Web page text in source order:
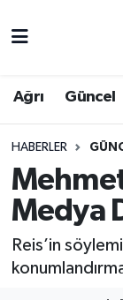
Ağrı Güncel
HABERLER
Medya
Reis’in
Hava
Tüm
Son